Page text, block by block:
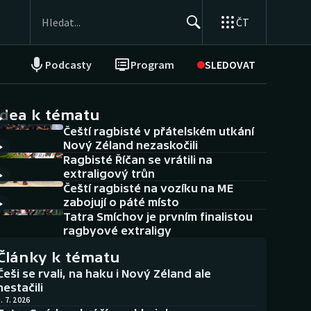
ČT
Podcasty Program SLEDOVAT
NEPŘEHLÉDNĚTE
Historické návraty
Aplikace ČT sport
AZ kvíz
k tématu
Čeští ragbisté v přátelském utkání
Nový Zéland nezaskočili
Ragbisté Říčan se vrátili na
extraligový trůn
Čeští ragbisté na vozíku na ME
zabojují o páté místo
Tatra Smíchov je prvním finalistou
ragbyové extraligy
k tématu
se rvali, na haku i Nový Zéland ale
7. 2026